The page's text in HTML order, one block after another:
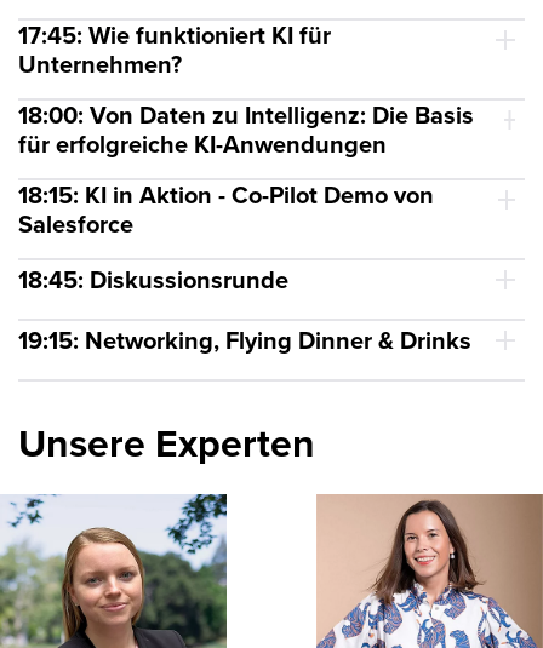
17:45: Wie funktioniert KI für
Unternehmen?
18:00: Von Daten zu Intelligenz: Die Basis
für erfolgreiche KI-Anwendungen
18:15: KI in Aktion - Co-Pilot Demo von
Salesforce
18:45: Diskussionsrunde
19:15: Networking, Flying Dinner & Drinks
Unsere Experten